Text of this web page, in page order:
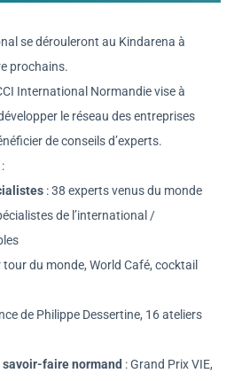
se dérouleront au Kindarena à
prochains.
International Normandie vise à
le réseau des entreprises
de conseils d’experts.
: 38 experts venus du monde
de l’international /
tour du monde, World Café, cocktail
de Philippe Dessertine, 16 ateliers
faire normand :Grand Prix VIE,